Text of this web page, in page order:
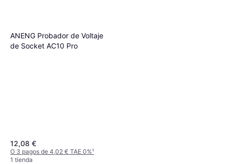
ANENG Probador de Voltaje
de Socket AC10 Pro
12,08 €
O 3 pagos de 4,02 € TAE 0%¹
1 tienda